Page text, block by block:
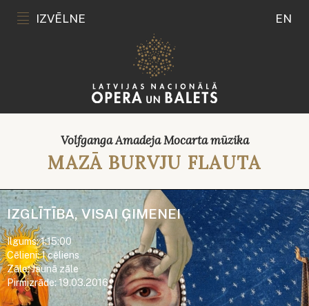
IZVĒLNE EN
Volfganga Amadeja Mocarta mūzika
MAZĀ BURVJU FLAUTA
IZGLĪTĪBA, VISAI ĢIMENEI
Ilgums: 1:15:00
Cēlieni: 1 cēliens
Zāle: Jaunā zāle
Pirmizrāde: 19.03.2016